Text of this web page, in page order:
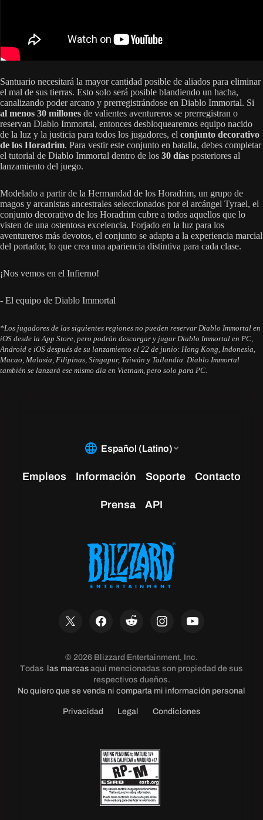
Santuario necesitará la mayor cantidad posible de aliados para eliminar
el mal de sus tierras. Esto solo será posible blandiendo un hacha,
canalizando poder arcano y prerregistrándose en Diablo Immortal. Si
al menos 30 millones de valientes aventureros se prerregistran o
reservan Diablo Immortal, entonces desbloquearemos equipo nacido
de la luz y la justicia para todos los jugadores, el conjunto decorativo
de los Horadrim. Para vestir este conjunto en batalla, debes completar
el tutorial de Diablo Immortal dentro de los 30 días posteriores al
lanzamiento del juego.
Modelado a partir de la Hermandad de los Horadrim, un grupo de
magos y arcanistas ancestrales seleccionados por el arcángel Tyrael, el
conjunto decorativo de los Horadrim cubre a todos aquellos que lo
visten de una ostentosa excelencia. Forjado en la luz para los
aventureros más devotos, el conjunto se adapta a la experiencia marcial
del portador, lo que crea una apariencia distintiva para cada clase.
¡Nos vemos en el Infierno!
- El equipo de Diablo Immortal
*Los jugadores de las siguientes regiones no pueden reservar Diablo Immortal en
iOS desde la App Store, pero podrán descargar y jugar Diablo Immortal en PC,
Android e iOS después de su lanzamiento el 22 de junio: Hong Kong, Indonesia,
Macao, Malasia, Filipinas, Singapur, Taiwán y Tailandia. Diablo Immortal
también se lanzará ese mismo día en Vietnam, pero solo para PC.